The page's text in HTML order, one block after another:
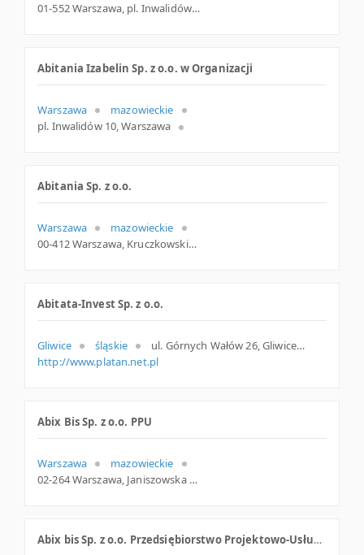
01-552 Warszawa, pl. Inwalidów 10, woj. Mazowieckie, pow. Warszawa, gm. Warszawa
Abitania Izabelin Sp. z o.o. w Organizacji
Warszawa
mazowieckie
pl. Inwalidów 10, Warszawa
Abitania Sp. z o.o.
Warszawa
mazowieckie
00-412 Warszawa, Kruczkowskiego 6, woj. Mazowieckie, pow. Warszawa, gm. Warszawa
Abitata-Invest Sp. z o.o.
Gliwice śląskie
ul. Górnych Wałów 26, Gliwice
http://www.platan.net.pl
Abix Bis Sp. z o.o. PPU
Warszawa
mazowieckie
02-264 Warszawa, Janiszowska 9, woj. Mazowieckie, pow. Warszawa, gm. Warszawa
Abix bis Sp. z o.o. Przedsiębiorstwo Projektowo-Usługowe